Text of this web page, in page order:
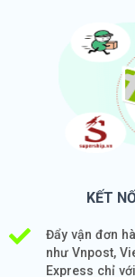
KẾT
Đẩy vận đơn
như Vnpost,
Express chỉ